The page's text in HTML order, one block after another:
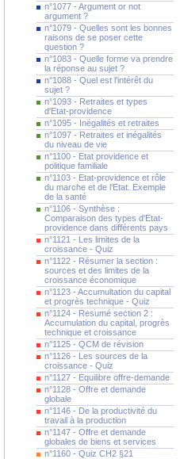
n°1077 - Argument or not
argument ?
n°1079 - Quelles sont les bonnes
raisons de se poser cette
question ?
n°1083 - Quelle forme va prendre
la réponse au sujet ?
n°1088 - Quel est l'intérêt du
sujet ?
n°1093 - Retraites et types
d'Etat-providence
n°1095 - Inégalités et retraites
n°1097 - Retraites et inégalités
du niveau de vie
n°1100 - Etat providence et
politique familiale
n°1103 - Etat-providence et rôle
du marche et de l'Etat. Exemple
de la santé
n°1106 - Synthèse :
Comparaison des types d'Etat-
providence dans différents pays
n°1121 - Les limites de la
croissance - Quiz
n°1122 - Résumer la section :
sources et des limites de la
croissance économique
n°1123 - Accumultation du capital
et progrès technique - Quiz
n°1124 - Resumé section 2 :
Accumulation du capital, progrès
technique et croissance
n°1125 - QCM de révision
n°1126 - Les sources de la
croissance - Quiz
n°1127 - Equilibre offre-demande
n°1128 - Offre et demande
globale
n°1146 - De la productivité du
travail à la production
n°1147 - Offre et demande
globales de biens et services
n°1160 - Quiz CH2 §21